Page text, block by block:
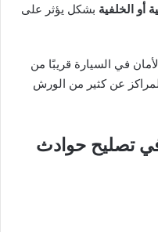
أو الخلفية بشكل يؤثر على
في السيارة قريبًا من
عن كثير من الورش
في تصليح حوادث